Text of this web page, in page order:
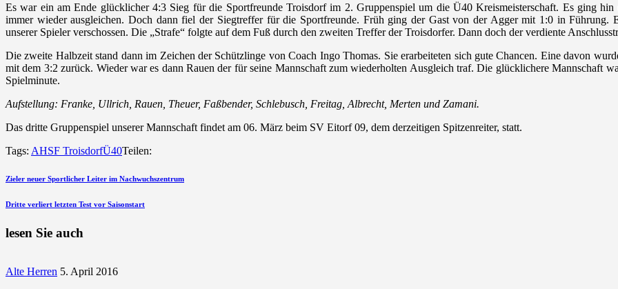
Es war ein am Ende glücklicher 4:3 Sieg für die Sportfreunde Troisdorf im 2. Gruppenspiel um die Ü40 Kreismeisterschaft. Es ging
immer wieder ausgleichen. Doch dann fiel der Siegtreffer für die Sportfreunde. Früh ging der Gast von der Agger mit 1:0 in Führung.
unserer Spieler verschossen. Die „Strafe“ folgte auf dem Fuß durch den zweiten Treffer der Troisdorfer. Dann doch der verdiente
Die zweite Halbzeit stand dann im Zeichen der Schützlinge von Coach Ingo Thomas. Sie erarbeiteten sich gute Chancen. Eine davon
mit dem 3:2 zurück. Wieder war es dann Rauen der für seine Mannschaft zum wiederholten Ausgleich traf. Die glücklichere Mannschaft
Spielminute.
Aufstellung: Franke, Ullrich, Rauen, Theuer, Faßbender, Schlebusch, Freitag, Albrecht, Merten und Zamani.
Das dritte Gruppenspiel unserer Mannschaft findet am 06. März beim SV Eitorf 09, dem derzeitigen Spitzenreiter, statt.
Tags: AHSF TroisdorfÜ40Teilen:
Beitragsnavigation
vorherigen
Zieler neuer Sportlicher Leiter im Nachwuchszentrum
nächsten
Dritte verliert letzten Test vor Saisonstart
lesen Sie auch
Alte Herren 5. April 2016